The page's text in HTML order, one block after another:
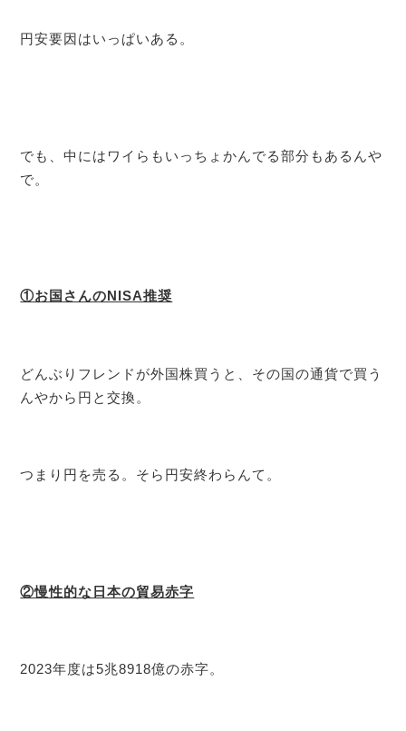
円安要因はいっぱいある。
でも、中にはワイらもいっちょかんでる部分もあるんや
で。
①お国さんのNISA推奨
どんぶりフレンドが外国株買うと、その国の通貨で買う
んやから円と交換。
つまり円を売る。そら円安終わらんて。
②慢性的な日本の貿易赤字
2023年度は5兆8918億の赤字。